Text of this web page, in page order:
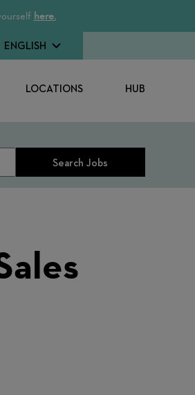
here.
LOCATIONS HUB
ENGLISH
Search Jobs